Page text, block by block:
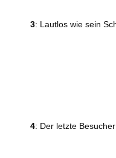
3: Lautlos wie sein
4: Der letzte